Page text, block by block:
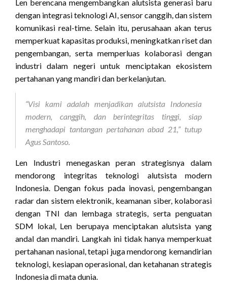
Len berencana mengembangkan alutsista generasi baru
dengan integrasi teknologi AI, sensor canggih, dan sistem
komunikasi real-time. Selain itu, perusahaan akan terus
memperkuat kapasitas produksi, meningkatkan riset dan
pengembangan, serta memperluas kolaborasi dengan
industri dalam negeri untuk menciptakan ekosistem
pertahanan yang mandiri dan berkelanjutan.
“Visi kami adalah menjadikan alutsista Indonesia
modern, canggih, dan berintegritas tinggi, siap
menghadapi tantangan pertahanan abad 21,” tutup
Agus Santoso.
Len Industri menegaskan peran strategisnya dalam
mendorong integritas teknologi alutsista modern
Indonesia. Dengan fokus pada inovasi, pengembangan
radar dan sistem elektronik, keamanan siber, kolaborasi
dengan TNI dan lembaga strategis, serta penguatan
SDM lokal, Len berupaya menciptakan alutsista yang
andal dan mandiri. Langkah ini tidak hanya memperkuat
pertahanan nasional, tetapi juga mendorong kemandirian
teknologi, kesiapan operasional, dan ketahanan strategis
Indonesia di mata dunia.